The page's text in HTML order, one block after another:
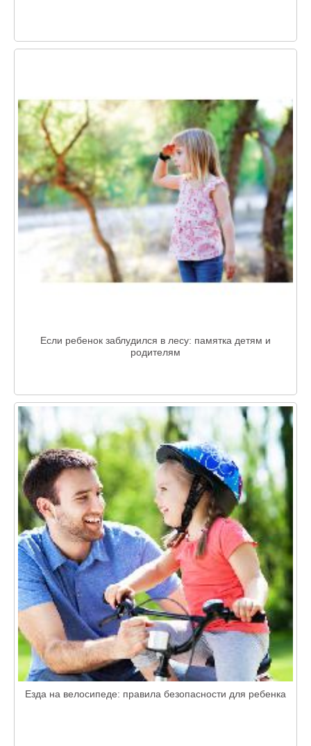
Если ребенок заблудился в лесу: памятка детям и
родителям
Езда на велосипеде: правила безопасности для ребенка